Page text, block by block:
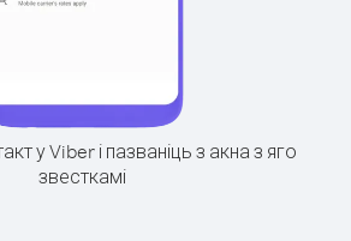
у Viber і пазваніць з акна з яго
звесткамі